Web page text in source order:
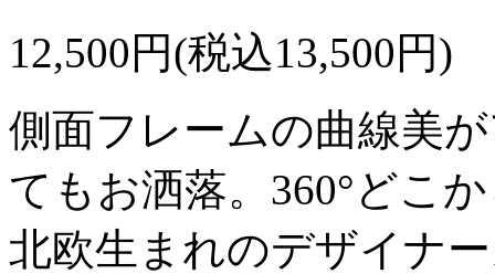
12,500円(税込13,500円)
側面フレームの曲線美
てもお洒落。360°どこ
北欧生まれのデザイナ